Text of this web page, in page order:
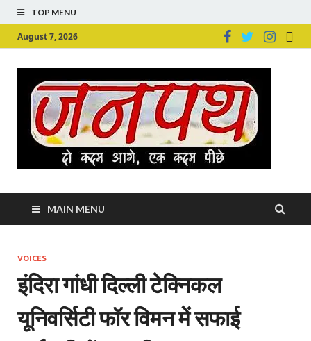
TOP MENU
August 7, 2026
MAIN MENU
VOICES
इंदिरा गांधी दिल्ली टेक्निकल
यूनिवर्सिटी फॉर विमन में सफाई